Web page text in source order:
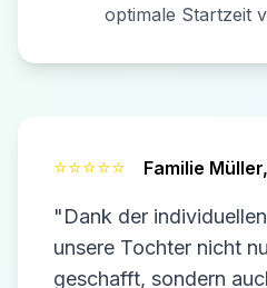
optimale Startzeit
⭐⭐⭐⭐⭐ Familie Müller,
"Dank der
unsere Tochter nicht
geschafft, sondern